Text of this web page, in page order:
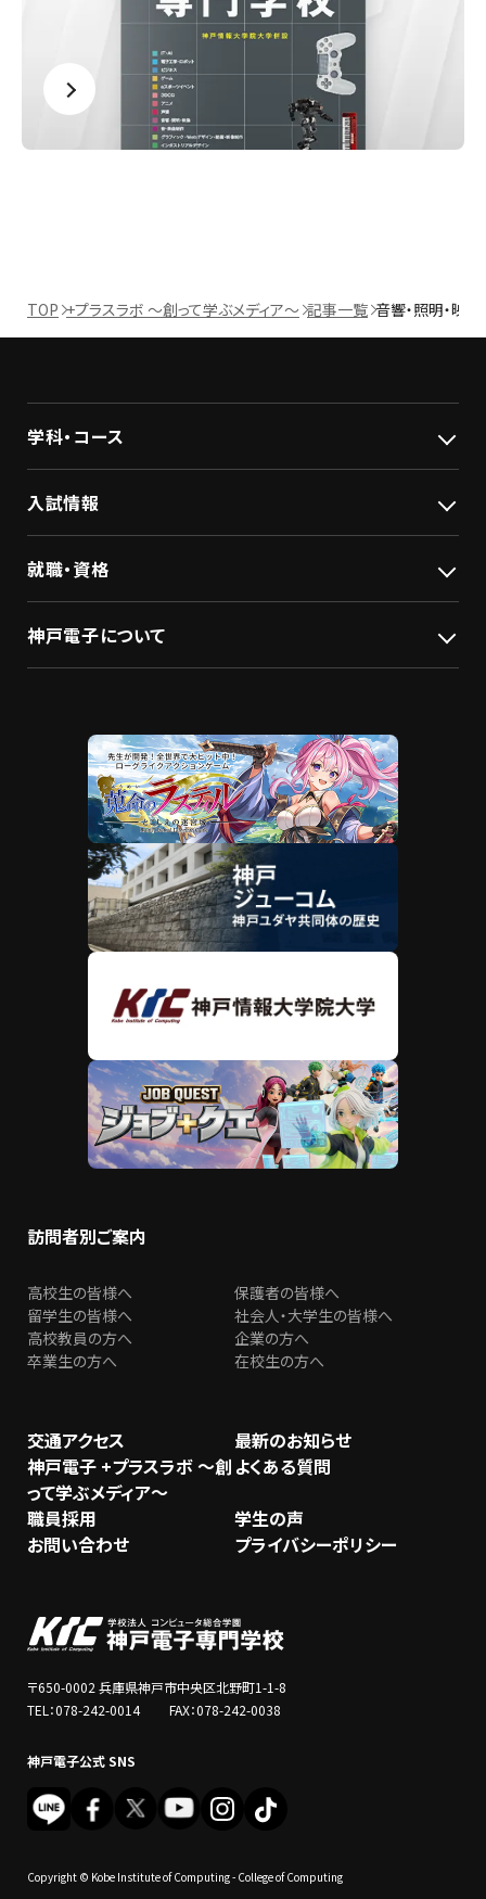
TOP +プラスラボ ～創って学ぶメディア～ 記事一覧 音響・照明・映像
学科・コース
入試情報
就職・資格
神戸電子について
訪問者別ご案内
高校生の皆様へ
保護者の皆様へ
留学生の皆様へ
社会人・大学生の皆様へ
高校教員の方へ
企業の方へ
卒業生の方へ
在校生の方へ
交通アクセス
最新のお知らせ
神戸電子 +プラスラボ ～創
って学ぶメディア～
よくある質問
職員採用
学生の声
お問い合わせ
プライバシーポリシー
〒650-0002 兵庫県神戸市中央区北野町1-1-8
TEL：078-242-0014 FAX：078-242-0038
神戸電子公式 SNS
Copyright © Kobe Institute of Computing - College of Computing